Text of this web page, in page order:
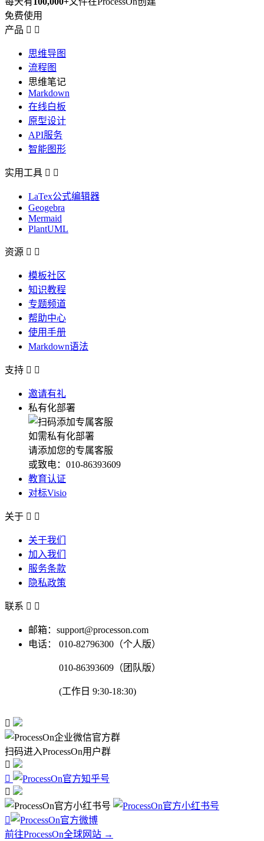
免费使用
产品  
思维导图
流程图
思维笔记
Markdown
在线白板
原型设计
API服务
智能图形
实用工具  
LaTex公式编辑器
Geogebra
Mermaid
PlantUML
资源  
模板社区
知识教程
专题频道
帮助中心
使用手册
Markdown语法
支持  
邀请有礼
私有化部署
如需私有化部署
请添加您的专属客服
或致电：010-86393609
教育认证
对标Visio
关于  
关于我们
加入我们
服务条款
隐私政策
联系  
邮箱：support@processon.com
电话：
010-82796300（个人版）
010-86393609（团队版）
(工作日 9:30-18:30)

扫码进入ProcessOn用户群




前往ProcessOn全球网站 →